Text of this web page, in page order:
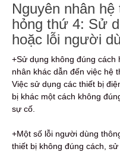
Nguyên nhân
hỏng thứ 4: Sử
hoặc lỗi người
+Sử dụng không đúng cách
nhân khác dẫn đến việc hệ
Việc sử dụng các thiết bị
bị khác một cách không
sự cố.
+Một số lỗi người dùng
thiết bị không đúng cách,